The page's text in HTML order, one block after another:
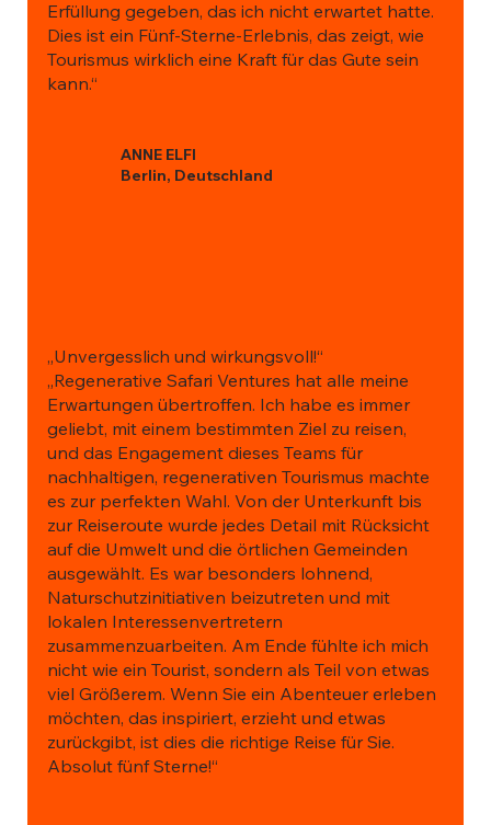
Erfüllung gegeben, das ich nicht erwartet hatte.
Dies ist ein Fünf-Sterne-Erlebnis, das zeigt, wie
Tourismus wirklich eine Kraft für das Gute sein
kann.“
ANNE ELFI
Berlin, Deutschland
„Unvergesslich und wirkungsvoll!“
„Regenerative Safari Ventures hat alle meine
Erwartungen übertroffen. Ich habe es immer
geliebt, mit einem bestimmten Ziel zu reisen,
und das Engagement dieses Teams für
nachhaltigen, regenerativen Tourismus machte
es zur perfekten Wahl. Von der Unterkunft bis
zur Reiseroute wurde jedes Detail mit Rücksicht
auf die Umwelt und die örtlichen Gemeinden
ausgewählt. Es war besonders lohnend,
Naturschutzinitiativen beizutreten und mit
lokalen Interessenvertretern
zusammenzuarbeiten. Am Ende fühlte ich mich
nicht wie ein Tourist, sondern als Teil von etwas
viel Größerem. Wenn Sie ein Abenteuer erleben
möchten, das inspiriert, erzieht und etwas
zurückgibt, ist dies die richtige Reise für Sie.
Absolut fünf Sterne!“